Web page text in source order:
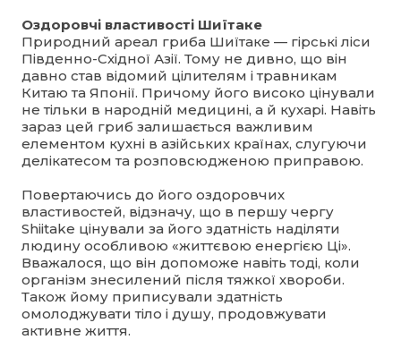
Оздоровчі властивості Шиїтаке
Природний ареал гриба Шиїтаке — гірські ліси
Південно-Східної Азії. Тому не дивно, що він
давно став відомий цілителям і травникам
Китаю та Японії. Причому його високо цінували
не тільки в народній медицині, а й кухарі. Навіть
зараз цей гриб залишається важливим
елементом кухні в азійських країнах, слугуючи
делікатесом та розповсюдженою приправою.
Повертаючись до його оздоровчих
властивостей, відзначу, що в першу чергу
Shiitake цінували за його здатність наділяти
людину особливою «життєвою енергією Ці».
Вважалося, що він допоможе навіть тоді, коли
організм знесилений після тяжкої хвороби.
Також йому приписували здатність
омолоджувати тіло і душу, продовжувати
активне життя.